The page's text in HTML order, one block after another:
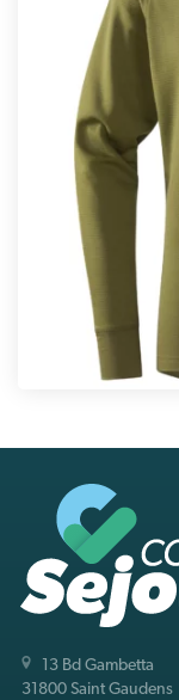
13 Bd Gambetta
31800 Saint Gaudens